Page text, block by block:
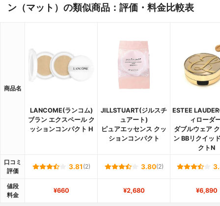
ン（マット）の類似商品：評価・料金比較表
商品名
LANCOME(ランコム)
ブラン エクスペール ク
ッションコンパクト H
JILLSTUART(ジルスチ
ュアート)
ピュアエッセンス クッ
ションコンパクト
ESTEE
ィローダ
ダブルウェア
ン BBリクイッ
クトN
口コミ
評価
3.81 (2) 3.80(2)
値段
料金
¥660 ¥2,680 ¥6,890